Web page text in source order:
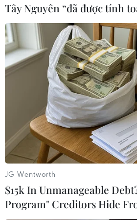
lịch giảm sau đại dịch, do đó
nghị Tập đoàn tiếp tục hỗ trợ
hình ảnh đất nước và con
giới, thu hút thêm nhiều
khám phá Việt Nam.
Tây Nguyên “đã được tính
JG Wentworth
$15k In Unmanageable
Program" Creditors Hide